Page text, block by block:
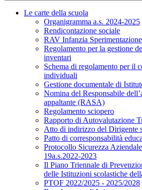
Le carte della scuola
Organigramma a.s. 2024-2025
Rendicontazione sociale
RAV Infanzia
Regolamento per la gestione
inventari
Schema di regolamento per il
individuali
Gestione documentale di
Nomina del Responsabile
appaltante (RASA)
Regolamento sciopero
Rapporto di Autovalutazione
Atto di indirizzo del Dirigente
Patto di corresponsabilità
Protocollo Sicurezza
19a.s.2022-2023
Il Piano Triennale di
delle Istituzioni scolastiche
PTOF 2022/2025 - 2025/2028